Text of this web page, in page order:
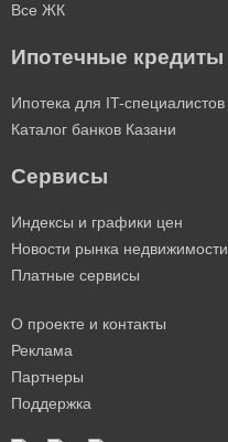
Все ЖК
Ипотечные кредиты
Ипотека для IT-специалистов
Каталог банков Казани
Сервисы
Индексы и графики цен
Новости рынка недвижимости
Платные сервисы
О проекте и контакты
Реклама
Партнеры
Поддержка